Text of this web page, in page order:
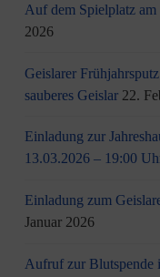
Auf dem Spielplatz
2026
Geislarer
sauberes Geislar 22.
Einladung zur
13.03.2026 – 19:00
Einladung zum
Januar 2026
Aufruf zur